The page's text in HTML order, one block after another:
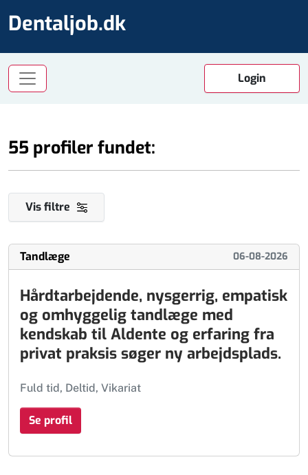
Dentaljob.dk
55 profiler fundet:
Vis filtre
Tandlæge 06-08-2026
Hårdtarbejdende, nysgerrig, empatisk
og omhyggelig tandlæge med
kendskab til Aldente og erfaring fra
privat praksis søger ny arbejdsplads.
Fuld tid, Deltid, Vikariat
Se profil